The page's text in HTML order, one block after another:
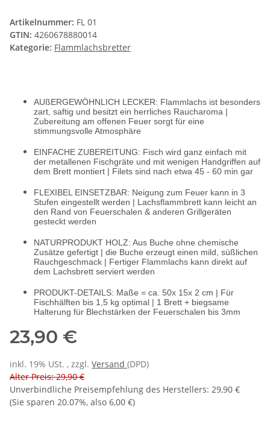
Artikelnummer: FL 01
GTIN: 4260678880014
Kategorie: Flammlachsbretter
AUßERGEWÖHNLICH LECKER: Flammlachs ist besonders
zart, saftig und besitzt ein herrliches Raucharoma |
Zubereitung am offenen Feuer sorgt für eine
stimmungsvolle Atmosphäre
EINFACHE ZUBEREITUNG: Fisch wird ganz einfach mit
der metallenen Fischgräte und mit wenigen Handgriffen auf
dem Brett montiert | Filets sind nach etwa 45 - 60 min gar
FLEXIBEL EINSETZBAR: Neigung zum Feuer kann in 3
Stufen eingestellt werden | Lachsflammbrett kann leicht an
den Rand von Feuerschalen & anderen Grillgeräten
gesteckt werden
NATURPRODUKT HOLZ: Aus Buche ohne chemische
Zusätze gefertigt | die Buche erzeugt einen mild, süßlichen
Rauchgeschmack | Fertiger Flammlachs kann direkt auf
dem Lachsbrett serviert werden
PRODUKT-DETAILS: Maße = ca. 50x 15x 2 cm | Für
Fischhälften bis 1,5 kg optimal | 1 Brett + biegsame
Halterung für Blechstärken der Feuerschalen bis 3mm
23,90 €
inkl. 19% USt. , zzgl. Versand (DPD)
Alter Preis: 29,90 €
Unverbindliche Preisempfehlung des Herstellers: 29,90 €
(Sie sparen 20.07%, also 6,00 €)